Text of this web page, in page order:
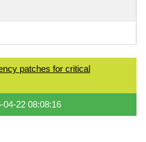
patches for critical
04-22 08:08:16